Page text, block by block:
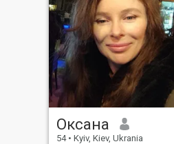
Оксана
54 • Kyiv, Kiev, Ukrania